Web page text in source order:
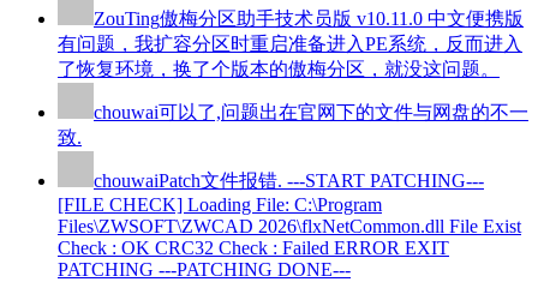
ZouTing傲梅分区助手技术员版 v10.11.0 中文便携版
有问题，我扩容分区时重启准备进入PE系统，反而进入
了恢复环境，换了个版本的傲梅分区，就没这问题。
chouwai可以了,问题出在官网下的文件与网盘的不一
致.
chouwaiPatch文件报错. ---START PATCHING---
[FILE CHECK] Loading File: C:\Program
Files\ZWSOFT\ZWCAD 2026\flxNetCommon.dll File Exist
Check : OK CRC32 Check : Failed ERROR EXIT
PATCHING ---PATCHING DONE---